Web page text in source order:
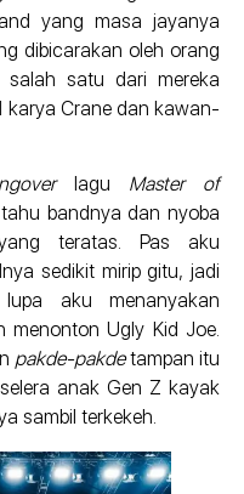
yang masa jayanya
dibicarakan oleh orang
salah satu dari mereka
karya Crane dan kawan-
ngoverlagu Master of
bandnya dan nyoba
teratas. Pas aku
sedikit mirip gitu, jadi
aku menanyakan
menonton Ugly Kid Joe.
pakde-pakdetampan itu
anak Gen Z kayak
sambil terkekeh.